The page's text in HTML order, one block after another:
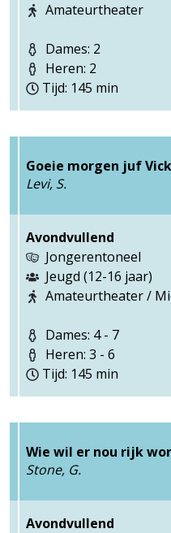
Amateurtheater
Dames: 2
Heren: 2
Tijd: 145 min
Goeie morgen juf
Levi, S.
Avondvullend
Jongerentoneel
Jeugd (12-16 jaar)
Amateurtheater /
Dames: 4 - 7
Heren: 3 - 6
Tijd: 145 min
Wie wil er nou rijk
Stone, G.
Avondvullend